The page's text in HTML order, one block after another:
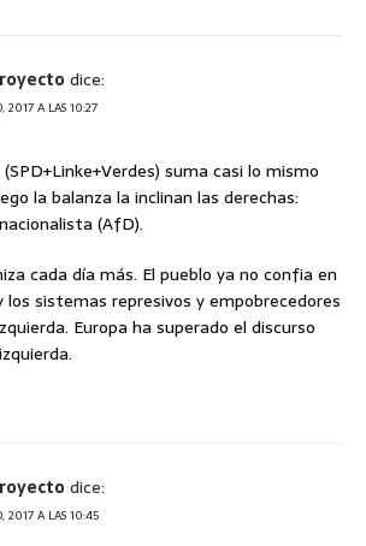
dice:
2017 A LAS 10:27
suma casi lo mismo
la balanza la inclinan las derechas:
(AfD).
cada día más. El pueblo ya no confia en
los sistemas represivos y empobrecedores
Europa ha superado el discurso
dice:
2017 A LAS 10:45